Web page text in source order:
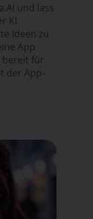
und lass
KI
Ideen zu
App
bereit für
der App-